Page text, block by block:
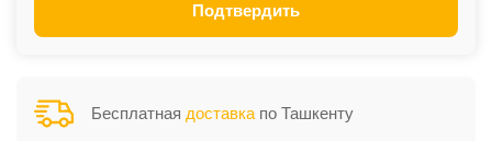
Подтвердить
Бесплатная доставка по Ташкенту